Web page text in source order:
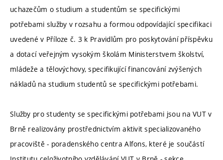
uchazečům o studium a studentům se specifickými
potřebami služby v rozsahu a formou odpovídající specifikaci
uvedené v Příloze č. 3 k Pravidlům pro poskytování příspěvku
a dotací veřejným vysokým školám Ministerstvem školství,
mládeže a tělovýchovy, specifikující financování zvýšených
nákladů na studium studentů se specifickými potřebami.
Služby pro studenty se specifickými potřebami jsou na VUT v
Brně realizovány prostřednictvím aktivit specializovaného
pracoviště - poradenského centra Alfons, které je součástí